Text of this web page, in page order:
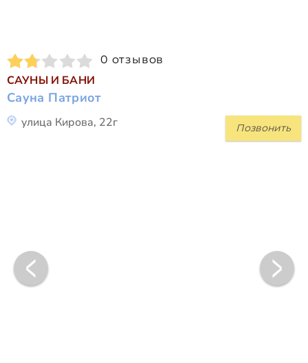
0 отзывов
САУНЫ И БАНИ
Сауна Патриот
Позвонить
улица Кирова, 22г